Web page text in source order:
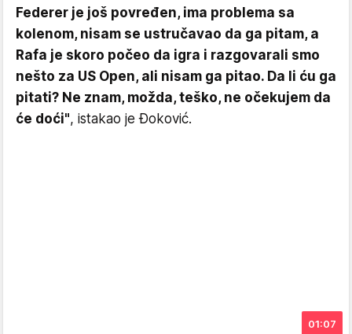
Federer je još povređen, ima problema sa
kolenom, nisam se ustručavao da ga pitam, a
Rafa je skoro počeo da igra i razgovarali smo
nešto za US Open, ali nisam ga pitao. Da li ću ga
pitati? Ne znam, možda, teško, ne očekujem da
će doći", istakao je Đoković.
01:07